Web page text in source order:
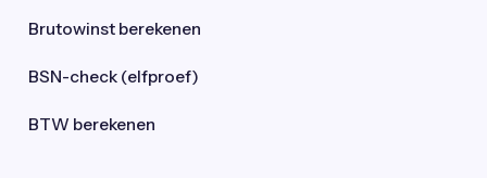
Brutowinst berekenen
BSN-check (elfproef)
BTW berekenen